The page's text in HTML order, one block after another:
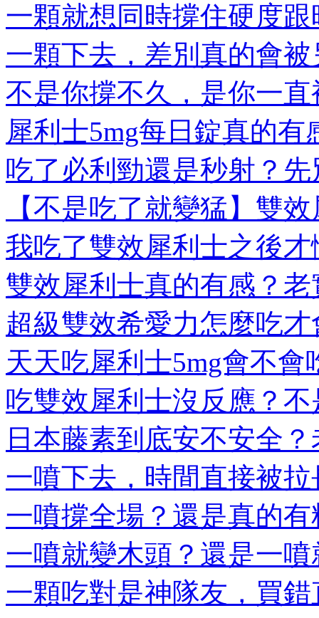
一顆就想同時撐住硬度
一顆下去，差別真的會
不是你撐不久，是你一
犀利士5mg每日錠真的有
吃了必利勁還是秒射？
【不是吃了就變猛】雙
我吃了雙效犀利士之後
雙效犀利士真的有感？
超級雙效希愛力怎麼吃
天天吃犀利士5mg會不會
吃雙效犀利士沒反應？
日本藤素到底安不安全
一噴下去，時間直接被
一噴撐全場？還是真的
一噴就變木頭？還是一
一顆吃對是神隊友，買